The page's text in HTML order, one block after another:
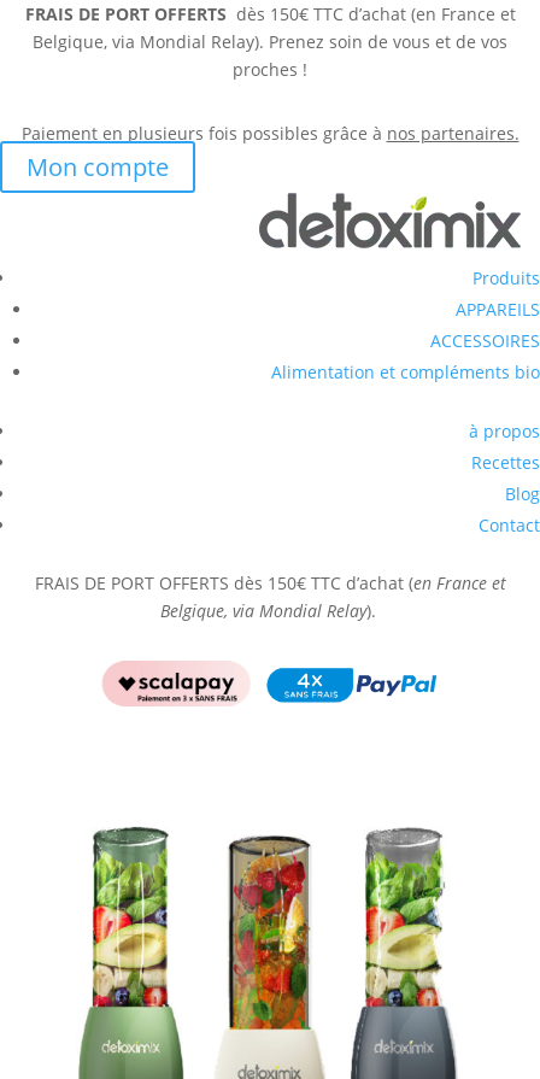
FRAIS DE PORT OFFERTS dès 150€ TTC d’achat (en France et
Belgique, via Mondial Relay). Prenez soin de vous et de vos
proches !
Paiement en plusieurs fois possibles grâce à nos partenaires.
Mon compte
Produits
APPAREILS
ACCESSOIRES
Alimentation et compléments bio
à propos
Recettes
Blog
Contact
FRAIS DE PORT OFFERTS dès 150€ TTC d’achat (en France et
Belgique, via Mondial Relay).